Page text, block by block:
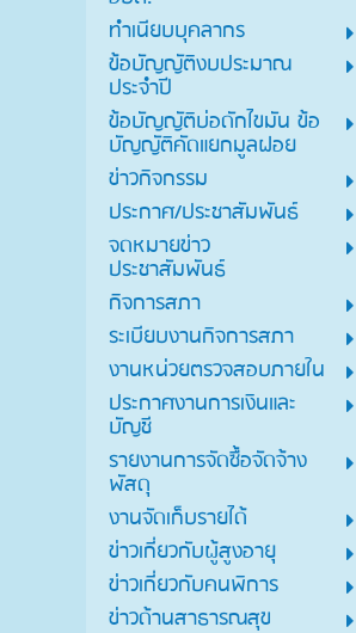
ทำเนียบบุคลากร
ข้อบัญญัติงบประมาณ
ประจำปี
ข้อบัญญัติบ่อดักไขมัน ข้อ
บัญญัติคัดแยกมูลฝอย
ข่าวกิจกรรม
ประกาศ/ประชาสัมพันธ์
จดหมายข่าว
ประชาสัมพันธ์
กิจการสภา
ระเบียบงานกิจการสภา
งานหน่วยตรวจสอบภายใน
ประกาศงานการเงินและ
บัญชี
รายงานการจัดซื้อจัดจ้าง
พัสดุ
งานจัดเก็บรายได้
ข่าวเกี่ยวกับผู้สูงอายุ
ข่าวเกี่ยวกับคนพิการ
ข่าวด้านสาธารณสุข